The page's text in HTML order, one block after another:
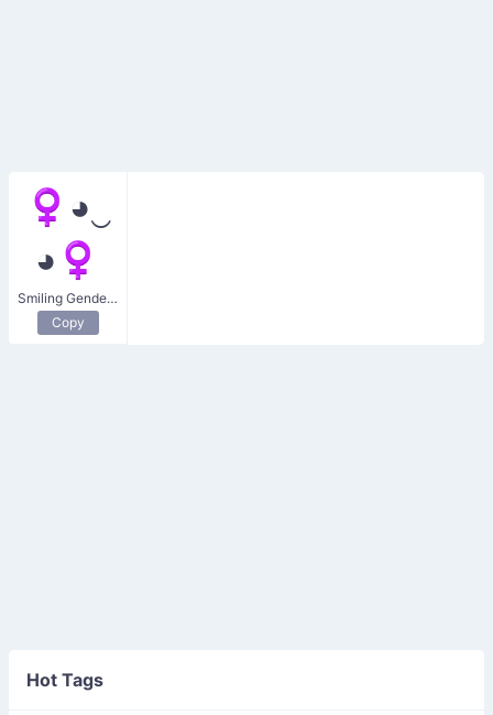
♀◕‿
◕♀
Smiling Gender Balance
Copy
Hot Tags
(≧皿
((ヾ